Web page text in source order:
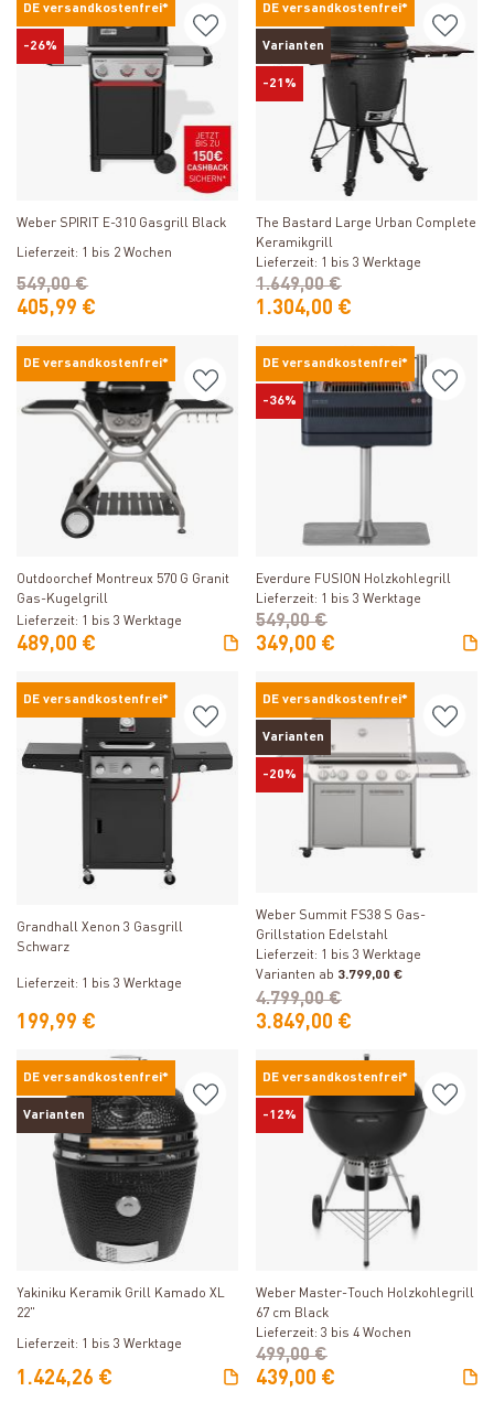
DE versandkostenfrei*
-26%
Produkt ansehen
Weber SPIRIT E-310 Gasgrill Black
Lieferzeit: 1 bis 2 Wochen
405,99 €
549,00 €
DE versandkostenfrei*
Varianten
-21%
Produkt ansehen
The Bastard Large Urban Complete
Keramikgrill
Lieferzeit: 1 bis 3 Werktage
1.304,00 €
1.649,00 €
DE versandkostenfrei*
Produkt ansehen
Outdoorchef Montreux 570 G Granit
Gas-Kugelgrill
Lieferzeit: 1 bis 3 Werktage
489,00 €
DE versandkostenfrei*
-36%
Produkt ansehen
Everdure FUSION Holzkohlegrill
Lieferzeit: 1 bis 3 Werktage
349,00 €
549,00 €
DE versandkostenfrei*
Produkt ansehen
Grandhall Xenon 3 Gasgrill
Schwarz
Lieferzeit: 1 bis 3 Werktage
199,99 €
DE versandkostenfrei*
Varianten
-20%
Weber Summit FS38 S Gas-
Grillstation Edelstahl
Lieferzeit: 1 bis 3 Werktage
Varianten ab 3.799,00 €
3.849,00 €
4.799,00 €
DE versandkostenfrei*
Varianten
Produkt ansehen
Yakiniku Keramik Grill Kamado XL
22"
Lieferzeit: 1 bis 3 Werktage
1.424,26 €
DE versandkostenfrei*
-12%
Weber Master-Touch Holzkohlegrill
67 cm Black
Lieferzeit: 3 bis 4 Wochen
439,00 €
499,00 €